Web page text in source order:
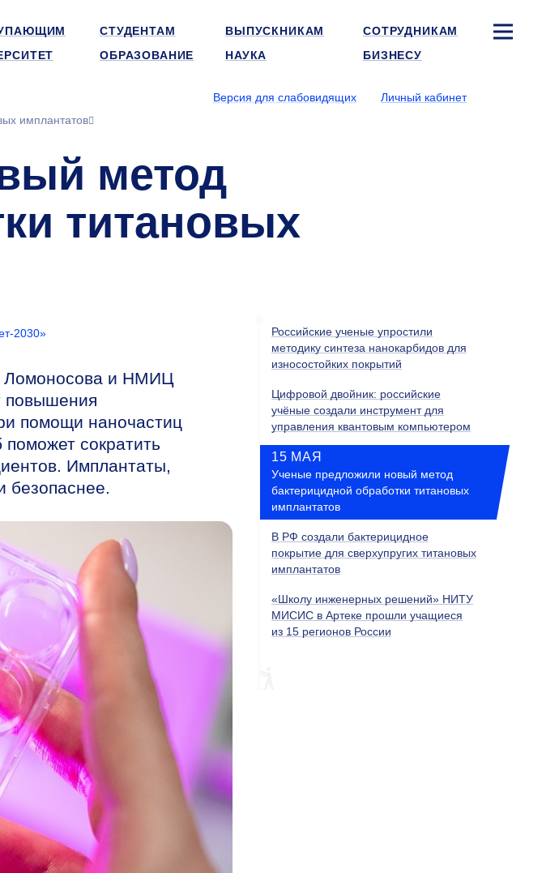
СТУДЕНТАМ ВЫПУСКНИКАМ
СОТРУДНИКАМ
ОБРАЗОВАНИЕ НАУКА БИЗНЕСУ
Версия для слабовидящих
Личный кабинет
имплантатов
метод
титановых
2030»
Ломоносова и НМИЦ
повышения
помощи наночастиц
сократить
Имплантаты,
безопаснее.
Российские ученые упростили
методику синтеза нанокарбидов для
износостойких покрытий
Цифровой двойник: российские
учёные создали инструмент для
управления квантовым компьютером
15 МАЯ
Ученые предложили новый метод
бактерицидной обработки титановых
имплантатов
В РФ создали бактерицидное
покрытие для сверхупругих титановых
имплантатов
«Школу инженерных решений» НИТУ
МИСИС в Артеке прошли учащиеся
из 15 регионов России